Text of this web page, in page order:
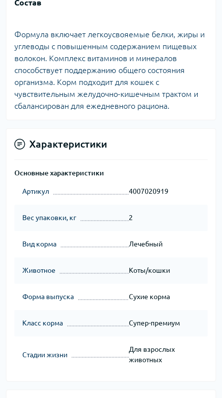
Состав
Формула включает легкоусвояемые белки, жиры и
углеводы с повышенным содержанием пищевых
волокон. Комплекс витаминов и минералов
способствует поддержанию общего состояния
организма. Корм подходит для кошек с
чувствительным желудочно-кишечным трактом и
сбалансирован для ежедневного рациона.
Характеристики
Основные характеристики
Артикул 4007020919
Вес упаковки, кг 2
Вид корма Лечебный
Животное Коты/кошки
Форма выпуска Сухие корма
Класс корма Супер-премиум
Стадии жизни
Для взрослых
животных